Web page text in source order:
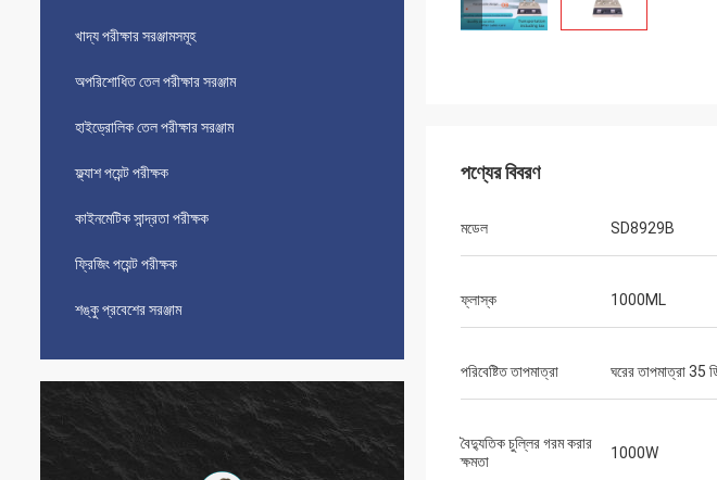
খাদ্য পরীক্ষার সরঞ্জামসমূহ
অপরিশোধিত তেল পরীক্ষার সরঞ্জাম
হাইড্রোলিক তেল পরীক্ষার সরঞ্জাম
ফ্ল্যাশ পয়েন্ট পরীক্ষক
কাইনমেটিক সান্দ্রতা পরীক্ষক
ফ্রিজিং পয়েন্ট পরীক্ষক
শঙ্কু প্রবেশের সরঞ্জাম
পণ্যের বিবরণ
মডেল SD8929B
ফ্লাস্ক 1000ML
পরিবেষ্টিত তাপমাত্রা ঘরের তাপমাত্রা 35
বৈদ্যুতিক চুল্লির গরম করার
ক্ষমতা
1000W